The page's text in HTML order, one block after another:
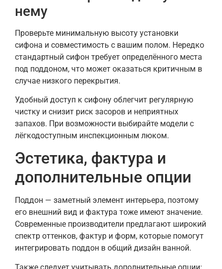
нему
Проверьте минимальную высоту установки
сифона и совместимость с вашим полом. Нередко
стандартный сифон требует определённого места
под поддоном, что может оказаться критичным в
случае низкого перекрытия.
Удобный доступ к сифону облегчит регулярную
чистку и снизит риск засоров и неприятных
запахов. При возможности выбирайте модели с
лёгкодоступным инспекционным люком.
Эстетика, фактура и
дополнительные опции
Поддон — заметный элемент интерьера, поэтому
его внешний вид и фактура тоже имеют значение.
Современные производители предлагают широкий
спектр оттенков, фактур и форм, которые помогут
интегрировать поддон в общий дизайн ванной.